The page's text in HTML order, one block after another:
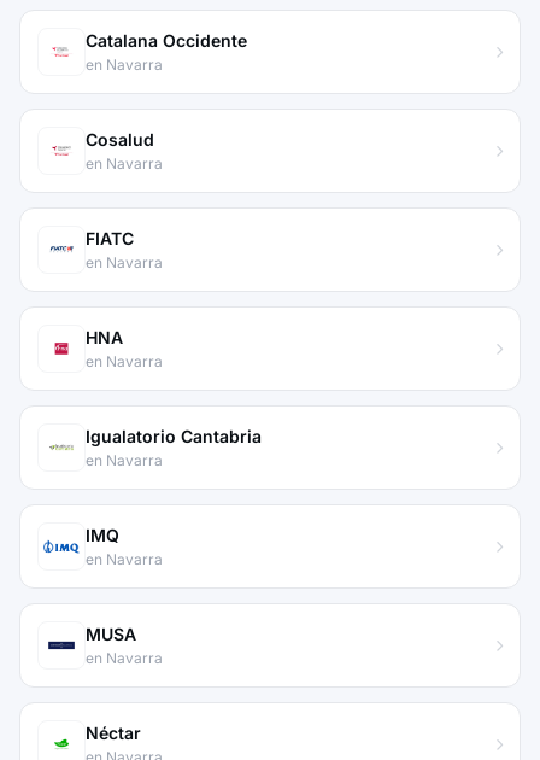
Catalana Occidente
en Navarra
Cosalud
en Navarra
FIATC
en Navarra
HNA
en Navarra
Igualatorio Cantabria
en Navarra
IMQ
en Navarra
MUSA
en Navarra
Néctar